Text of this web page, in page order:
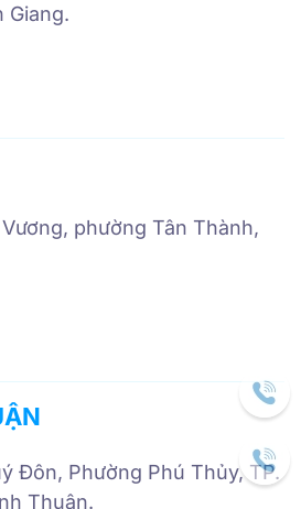
Giang.
phường Tân Thành,
Đôn, Phường Phú Thủy, TP.
Thuận.